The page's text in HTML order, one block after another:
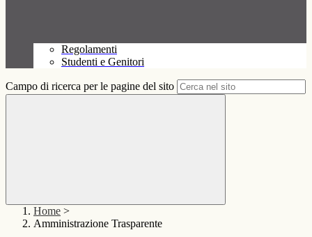
Regolamenti
Studenti e Genitori
Campo di ricerca per le pagine del sito
Home >
Amministrazione Trasparente